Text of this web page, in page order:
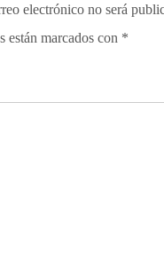
electrónico no será
están marcados con *